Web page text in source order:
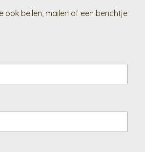
ook bellen, mailen of een berichtje